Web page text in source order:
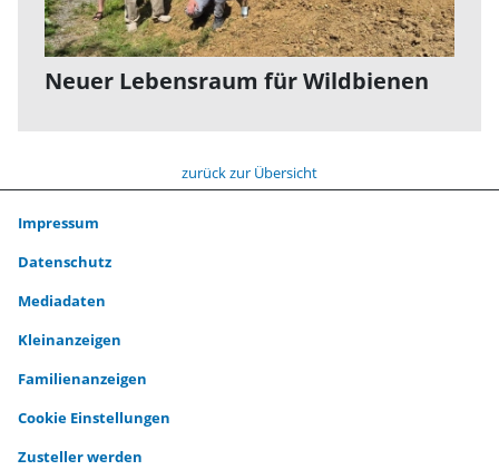
Neuer Lebensraum für Wildbienen
zurück zur Übersicht
Impressum
Datenschutz
Mediadaten
Kleinanzeigen
Familienanzeigen
Cookie Einstellungen
Zusteller werden